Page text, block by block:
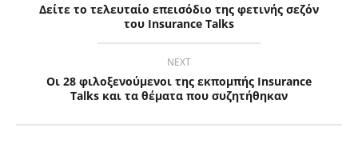
Δείτε το τελευταίο επεισόδιο της φετινής σεζόν
του Insurance Talks
NEXT
Οι 28 φιλοξενούμενοι της εκπομπής Insurance
Talks και τα θέματα που συζητήθηκαν